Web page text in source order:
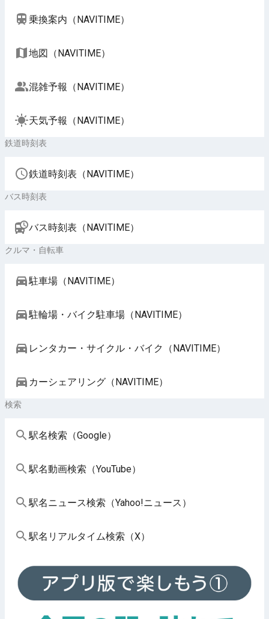
乗換案内（NAVITIME）
地図（NAVITIME）
混雑予報（NAVITIME）
天気予報（NAVITIME）
鉄道時刻表
鉄道時刻表（NAVITIME）
バス時刻表
バス時刻表（NAVITIME）
クルマ・自転車
駐車場（NAVITIME）
駐輪場・バイク駐車場（NAVITIME）
レンタカー・サイクル・バイク（NAVITIME）
カーシェアリング（NAVITIME）
検索
駅名検索（Google）
駅名動画検索（YouTube）
駅名ニュース検索（Yahoo!ニュース）
駅名リアルタイム検索（X）